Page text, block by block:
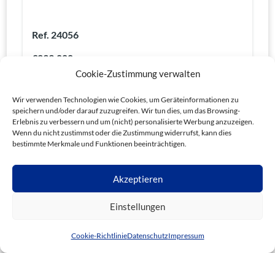
Cookie-Zustimmung verwalten
Wir verwenden Technologien wie Cookies, um Geräteinformationen zu
speichern und/oder darauf zuzugreifen. Wir tun dies, um das Browsing-
Erlebnis zu verbessern und um (nicht) personalisierte Werbung anzuzeigen.
Wenn du nicht zustimmst oder die Zustimmung widerrufst, kann dies
bestimmte Merkmale und Funktionen beeinträchtigen.
Akzeptieren
Einstellungen
Cookie-RichtlinieDatenschutzImpressum
Ref. 24056
€239.000
Schlafzimmer 2 Badezimmer
Einfamilienhaus 200.000€ -